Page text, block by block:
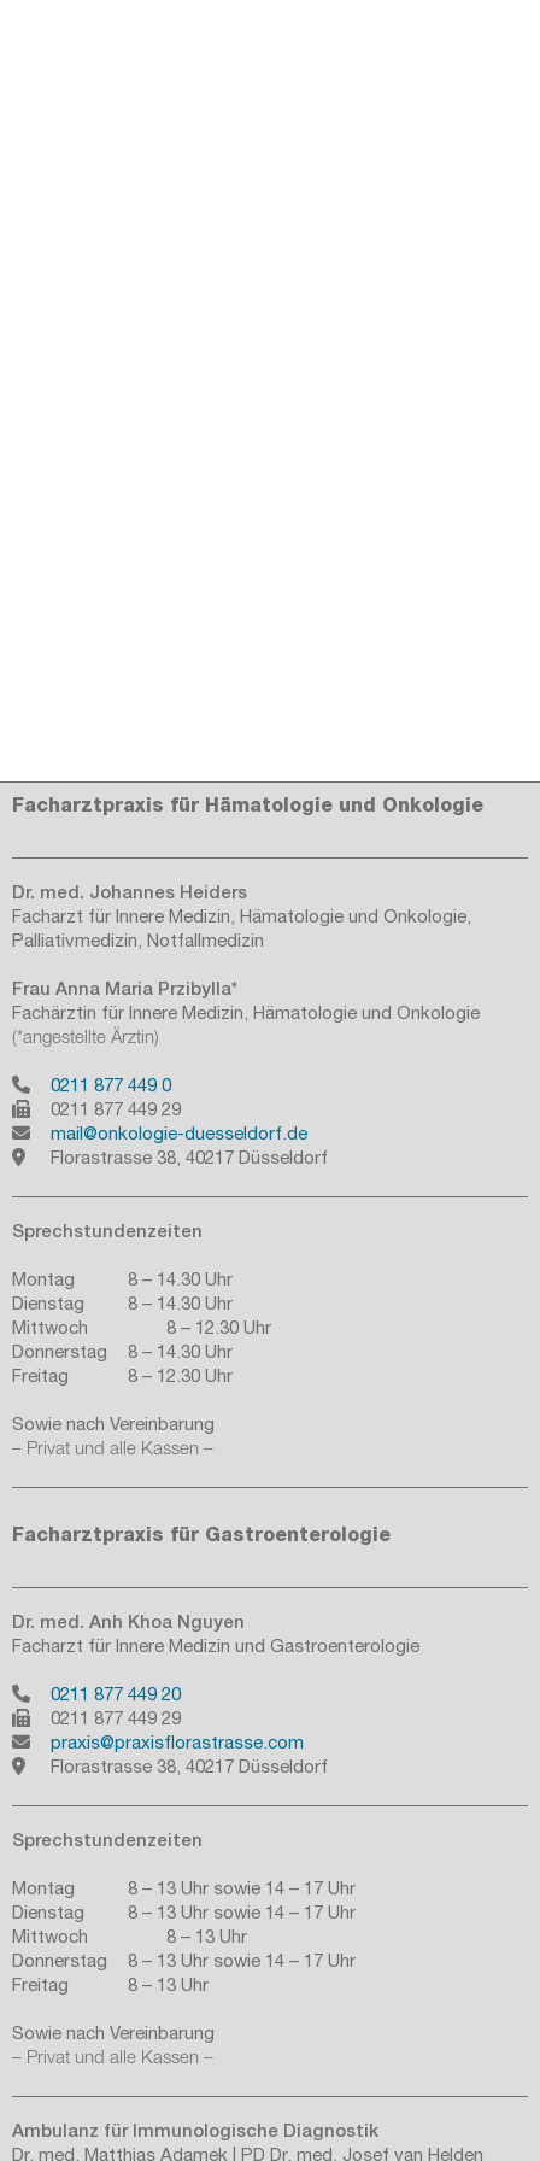
Facharztpraxis für Hämatologie und Onkologie
Dr. med. Johannes Heiders
Facharzt für Innere Medizin, Hämatologie und Onkologie,
Palliativmedizin, Notfallmedizin
Frau Anna Maria Przibylla*
Fachärztin für Innere Medizin, Hämatologie und Onkologie
(*angestellte Ärztin)
0211 877 449 0
mail@onkologie-duesseldorf.de
	Florastrasse 38, 40217 Düsseldorf
Sprechstundenzeiten
Montag		8 – 14.30 Uhr
Dienstag		8 – 14.30 Uhr
Mittwoch		8 – 12.30 Uhr
Donnerstag	8 – 14.30 Uhr
Freitag		8 – 12.30 Uhr
Sowie nach Vereinbarung
– Privat und alle Kassen –
Facharztpraxis für Gastroenterologie
Dr. med. Anh Khoa Nguyen
Facharzt für Innere Medizin und Gastroenterologie
0211 877 449 20
praxis@praxisflorastrasse.com
	Florastrasse 38, 40217 Düsseldorf
Sprechstundenzeiten
Montag		8 – 13 Uhr sowie 14 – 17 Uhr
Dienstag		8 – 13 Uhr sowie 14 – 17 Uhr
Mittwoch		8 – 13 Uhr
Donnerstag	8 – 13 Uhr sowie 14 – 17 Uhr
Freitag		8 – 13 Uhr
Sowie nach Vereinbarung
– Privat und alle Kassen –
Ambulanz für Immunologische Diagnostik
Dr. med. Matthias Adamek | PD Dr. med. Josef van Helden